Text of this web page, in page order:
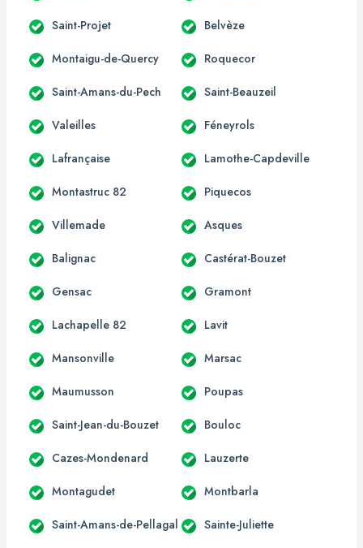
Saint-Projet Belvèze
Montaigu-de-Quercy Roquecor
Saint-Amans-du-Pech Saint-Beauzeil
Valeilles Féneyrols
Lafrançaise Lamothe-Capdeville
Montastruc 82 Piquecos
Villemade Asques
Balignac Castérat-Bouzet
Gensac Gramont
Lachapelle 82 Lavit
Mansonville Marsac
Maumusson Poupas
Saint-Jean-du-Bouzet Bouloc
Cazes-Mondenard Lauzerte
Montagudet Montbarla
Saint-Amans-de-Pellagal Sainte-Juliette